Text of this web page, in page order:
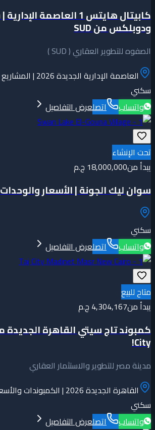
كابيتال هايتس 1 العاصمة
ودوبلكس من SUD
الصفوه للتطوير العقاري ( SUD )
العاصمة الإدارية الجديدة 2026 | المشاريع والأسعار
سكني
واتساب
اتصلعرض التفاصيل
تحت الإنشاء
يبدأ من18,000,000 ج.م
سوان ليك الجونة | الأسعار والوحدات
سكني
واتساب
اتصلعرض التفاصيل
متاح للبيع
يبدأ من4,304,167 ج.م
City!
مدينة مصر للتطوير والاستثمار العقاري
القاهرة الجديدة 2026 | الكمبوندات والأسعار ودليل السكن
سكني
واتساب
اتصلعرض التفاصيل